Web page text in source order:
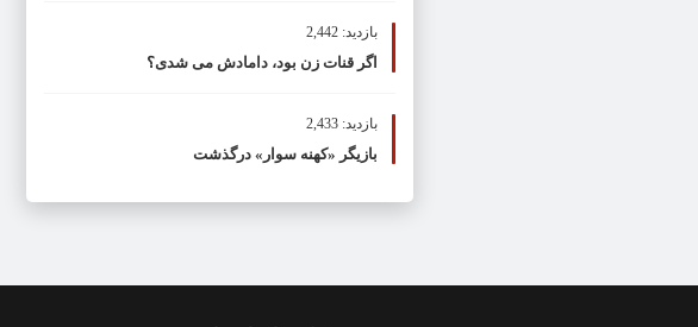
بازدید: 2,442
اگر قنات زن بود، دامادش می شدی؟
بازدید: 2,433
بازیگر «کهنه سوار» درگذشت